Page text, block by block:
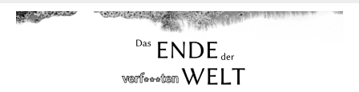
Skip
Das Ende der